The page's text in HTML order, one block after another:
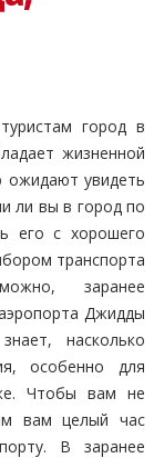
город в
жизненной
ожидают увидеть
ли вы в город по
его с хорошего
транспорта
заранее
Джидды
насколько
особенно для
Чтобы вам не
вам целый час
В заранее